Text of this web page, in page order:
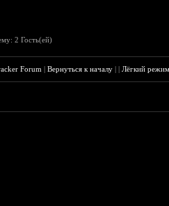
2 Гость(ей)
Forum |Вернуться к началу ||Лёгкий